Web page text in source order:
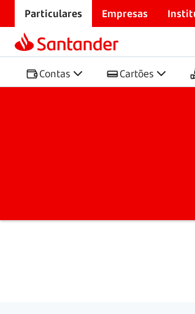
Particulares Empresas
Contas Cartões
Início Select Experiência